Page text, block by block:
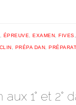
ÉPREUVE ,EXAMEN ,FIVES
PRÉPA DAN ,
1° et 2°